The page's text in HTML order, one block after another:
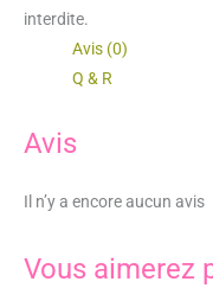
interdite.
Avis (0)
Q & R
Avis
Il n’y a encore aucun avis
Vous aimerez